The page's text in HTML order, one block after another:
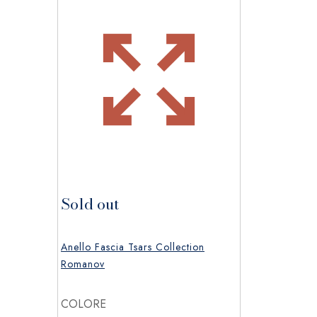
Sold out
Anello Fascia Tsars Collection
Romanov
COLORE